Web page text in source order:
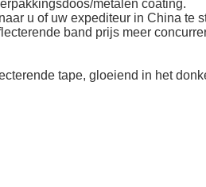
metalen coating.
u of uw expediteur in China te
band prijs meer
tape, gloeiend in het